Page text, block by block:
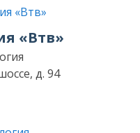
«Втв»
д. 94